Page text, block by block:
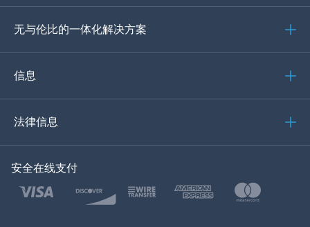
德语
土耳其语
波兰文
无与伦比的一体化解决方案
信息
法律信息
安全在线支付